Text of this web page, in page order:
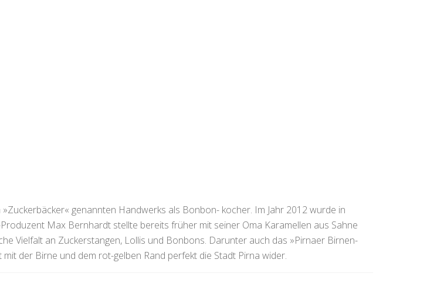
genannten Handwerks als Bonbon- kocher. Im Jahr 2012 wurde in
Max Bernhardt stellte bereits früher mit seiner Oma Karamellen aus Sahne
Vielfalt an Zuckerstangen, Lollis und Bonbons. Darunter auch das »Pirnaer Birnen-
der Birne und dem rot-gelben Rand perfekt die Stadt Pirna wider.